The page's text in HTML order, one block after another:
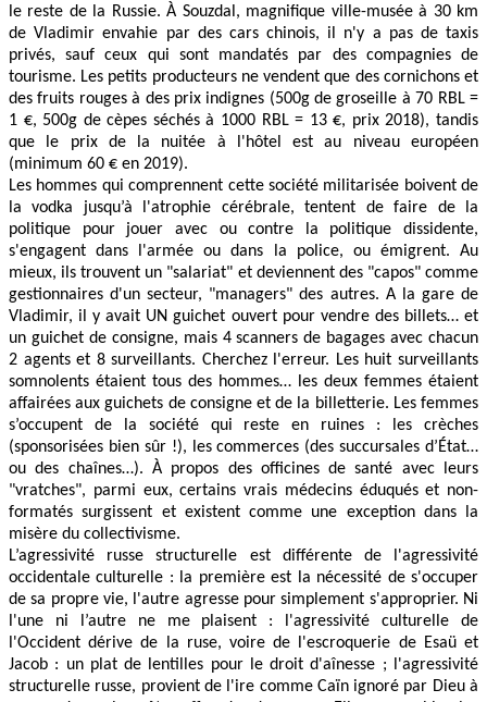
le reste de la Russie. À Souzdal, magnifique ville-musée à 30 km
de Vladimir envahie par des cars chinois, il n'y a pas de taxis
privés, sauf ceux qui sont mandatés par des compagnies de
tourisme. Les petits producteurs ne vendent que des cornichons et
des fruits rouges à des prix indignes (500g de groseille à 70 RBL =
1 €, 500g de cèpes séchés à 1000 RBL = 13 €, prix 2018), tandis
que le prix de la nuitée à l'hôtel est au niveau européen
(minimum 60 € en 2019).
Les hommes qui comprennent cette société militarisée boivent de
la vodka jusqu’à l'atrophie cérébrale, tentent de faire de la
politique pour jouer avec ou contre la politique dissidente,
s'engagent dans l'armée ou dans la police, ou émigrent. Au
mieux, ils trouvent un "salariat" et deviennent des "capos" comme
gestionnaires d'un secteur, "managers" des autres. A la gare de
Vladimir, il y avait UN guichet ouvert pour vendre des billets… et
un guichet de consigne, mais 4 scanners de bagages avec chacun
2 agents et 8 surveillants. Cherchez l'erreur. Les huit surveillants
somnolents étaient tous des hommes… les deux femmes étaient
affairées aux guichets de consigne et de la billetterie. Les femmes
s’occupent de la société qui reste en ruines : les crèches
(sponsorisées bien sûr !), les commerces (des succursales d’État…
ou des chaînes…). À propos des officines de santé avec leurs
"vratches", parmi eux, certains vrais médecins éduqués et non-
formatés surgissent et existent comme une exception dans la
misère du collectivisme.
L’agressivité russe structurelle est différente de l'agressivité
occidentale culturelle : la première est la nécessité de s'occuper
de sa propre vie, l'autre agresse pour simplement s'approprier. Ni
l'une ni l’autre ne me plaisent : l'agressivité culturelle de
l'Occident dérive de la ruse, voire de l'escroquerie de Esaü et
Jacob : un plat de lentilles pour le droit d'aînesse ; l'agressivité
structurelle russe, provient de l'ire comme Caïn ignoré par Dieu à